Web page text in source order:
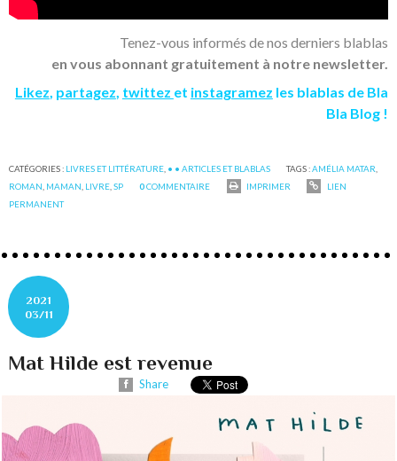
Tenez-vous informés de nos derniers blablas
en vous abonnant gratuitement à notre newsletter.
Likez, partagez, twittez et instagramez les blablas de Bla
Bla Blog !
CATÉGORIES : LIVRES ET LITTÉRATURE, • • ARTICLES ET BLABLAS TAGS :AMÉLIA MATAR,
ROMAN, MAMAN, LIVRE,SP 0COMMENTAIRE IMPRIMER
LIEN
PERMANENT
2021
03/11
Mat Hilde est revenue
Share